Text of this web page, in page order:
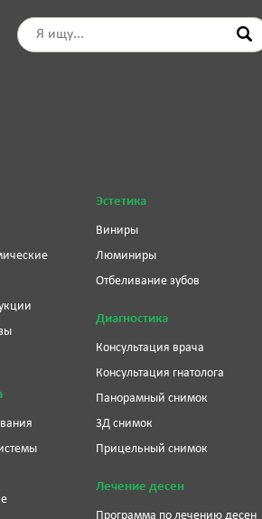
Эстетика
Виниры
Люминиры
Отбеливание зубов
Диагностика
Консультация врача
Консультация гнатолога
Панорамный снимок
3Д снимок
Прицельный снимок
Лечение десен
Программа по лечению десен